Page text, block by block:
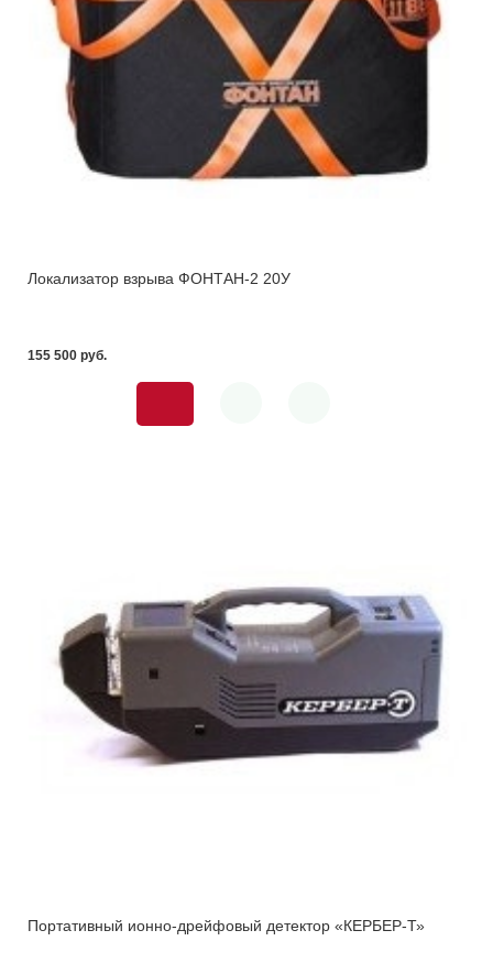
Локализатор взрыва ФОНТАН-2 20У
155 500 pуб.
Портативный ионно-дрейфовый детектор «КЕРБЕР-Т»